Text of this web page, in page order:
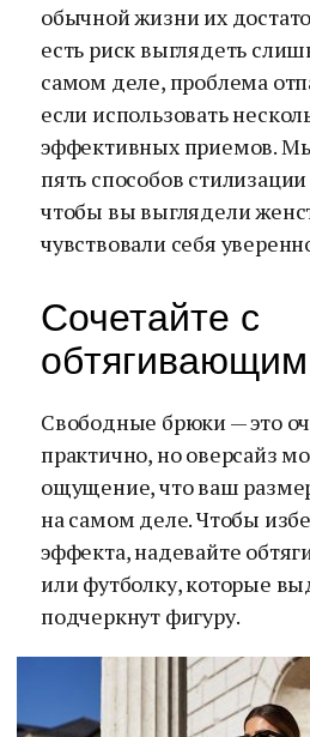
обычной жизни их
есть риск выглядеть
самом деле, проблема
если использовать
эффективных приемов. Мы
пять способов
чтобы вы выглядели
чувствовали себя
Сочетайте с
Свободные брюки — это
практично, но оверсайз
ощущение, что ваш
на самом деле. Чтобы
эффекта, надевайте
или футболку, которые
подчеркнут фигуру.